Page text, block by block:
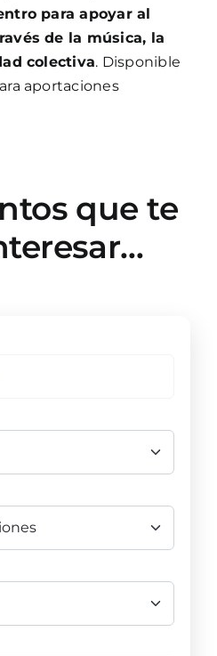
para apoyar al
de la música, la
colectiva. Disponible
aportaciones
que te